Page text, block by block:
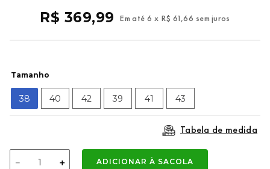
R$ 369,99 Em até 6 x R$ 61,66 sem juros
Tamanho
38 40 42 39 41 43
Tabela de medida
＋
－ ADICIONAR À SACOLA
kenner
8º regata
9º mochila oakley